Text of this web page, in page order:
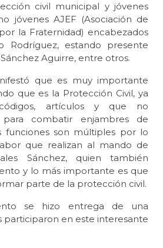
civil municipal y jóvenes
jóvenes AJEF (Asociación de
la Fraternidad) encabezados
Rodríguez, estando presente
Aguirre, entre otros.
que es muy importante
que es la Protección Civil, ya
artículos y que no
combatir enjambres de
funciones son múltiples por lo
que realizan al mando de
Sánchez, quien también
y lo más importante es que
parte de la protección civil.
se hizo entrega de una
participaron en este interesante